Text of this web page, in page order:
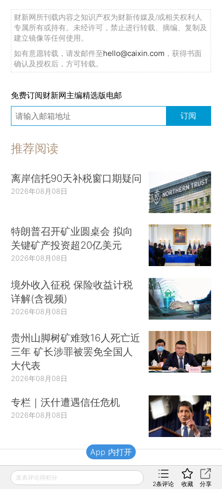
财新网所刊载内容之知识产权为财新传媒及/或相关权利人
专属所有或持有。未经许可，禁止进行转载、摘编、复制及
建立镜像等任何使用。
如有意愿转载，请发邮件至hello@caixin.com ，获得书面
确认及授权后，方可转载。
免费订阅财新网主编精选版电邮
订阅
推荐阅读
离岸信托90天补税窗口期疑问
2026年08月08日
特朗普召开矿业圆桌会 拟向
关键矿产投资超20亿美元
2026年08月08日
境外收入征税 保险收益计税
详解(含视频)
2026年08月08日
贵州山脚树矿难致16人死亡近
三年 矿长涉罪被罢免全国人
大代表
2026年08月08日
专栏｜沃什遭遇信任危机
2026年08月08日
财新移动
发表评论得积分
2条评论 收藏 分享
App 内打开